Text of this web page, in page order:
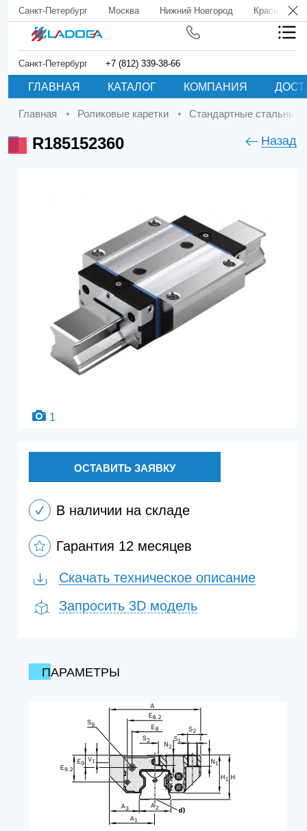
Санкт-Петербург Москва Нижний Новгород Краснодар
Санкт-Петербург +7 (812) 339-38-66
ГЛАВНАЯ КАТАЛОГ КОМПАНИЯ
Главная Роликовые каретки Стандартные стальные
R185152360 Назад
1
ОСТАВИТЬ ЗАЯВКУ
В наличии на складе
Гарантия 12 месяцев
Скачать техническое описание
Запросить 3D модель
ПАРАМЕТРЫ